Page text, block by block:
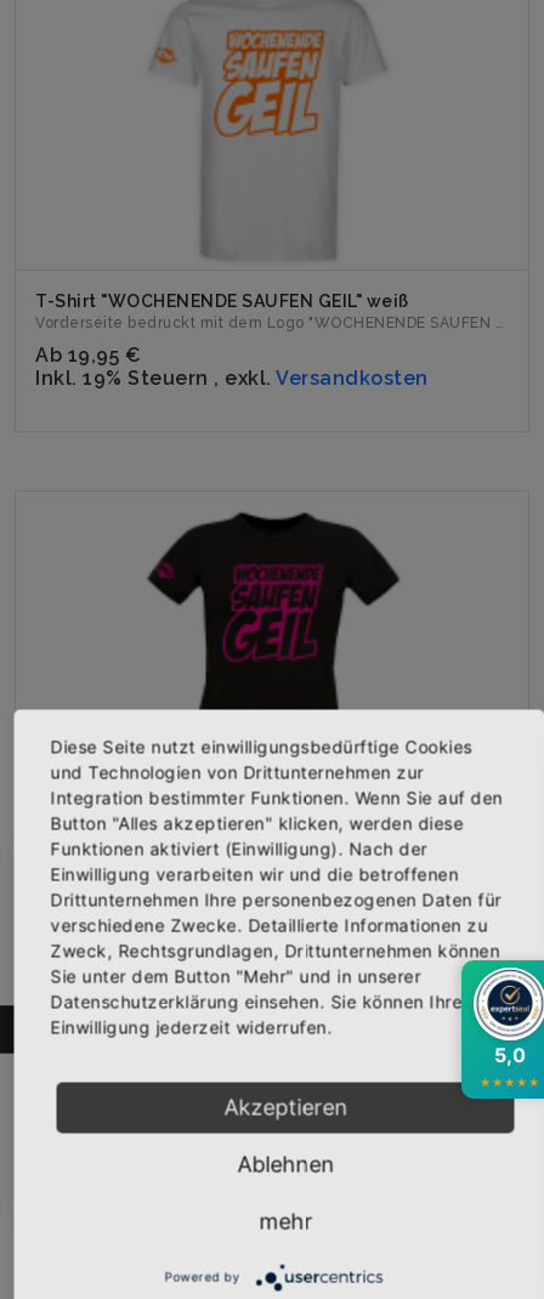
FILTER
T-Shirt "WOCHENENDE SAUFEN GEIL" weiß
Vorderseite bedruckt mit dem Logo "WOCHENENDE SAUFEN GEIL". ...
Ab 19,95 €
Inkl. 19% Steuern , exkl. Versandkosten
Girly-Shirt "WOCHENENDE SAUFEN GEIL" schwarz
19,95 €
Inkl. 19% Steuern,exkl.Versandkosten
Abonniere jetzt unseren Newsletter ×
Bekomme die aktuellsten News über neue
Produkte und zudem einen 10% Gutschein für
deine nächste Bestellung.
Abonnieren
Diese Seite nutzt einwilligungsbedürftige Cookies
und Technologien von Drittunternehmen zur
Integration bestimmter Funktionen. Wenn Sie auf den
Button "Alles akzeptieren" klicken, werden diese
Funktionen aktiviert (Einwilligung). Nach der
Einwilligung verarbeiten wir und die betroffenen
Drittunternehmen Ihre personenbezogenen Daten für
verschiedene Zwecke. Detaillierte Informationen zu
Zweck, Rechtsgrundlagen, Drittunternehmen können
Sie unter dem Button "Mehr" und in unserer
Datenschutzerklärung einsehen. Sie können Ihre
Einwilligung jederzeit widerrufen.
Akzeptieren
Ablehnen
mehr
Powered by
5,0
★★★★★